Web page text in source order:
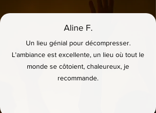
Aline F.
Un lieu génial pour décompresser.
L'ambiance est excellente, un lieu où tout le
monde se côtoient, chaleureux, je
recommande.